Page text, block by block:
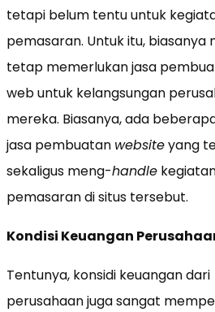
tetapi belum tentu untuk
pemasaran. Untuk itu, biasanya
tetap memerlukan jasa
web untuk kelangsungan
mereka. Biasanya, ada
jasa pembuatan websiteyang
sekaligus meng-handle
pemasaran di situs tersebut.
Kondisi Keuangan
Tentunya, konsidi keuangan dari
perusahaan juga sangat